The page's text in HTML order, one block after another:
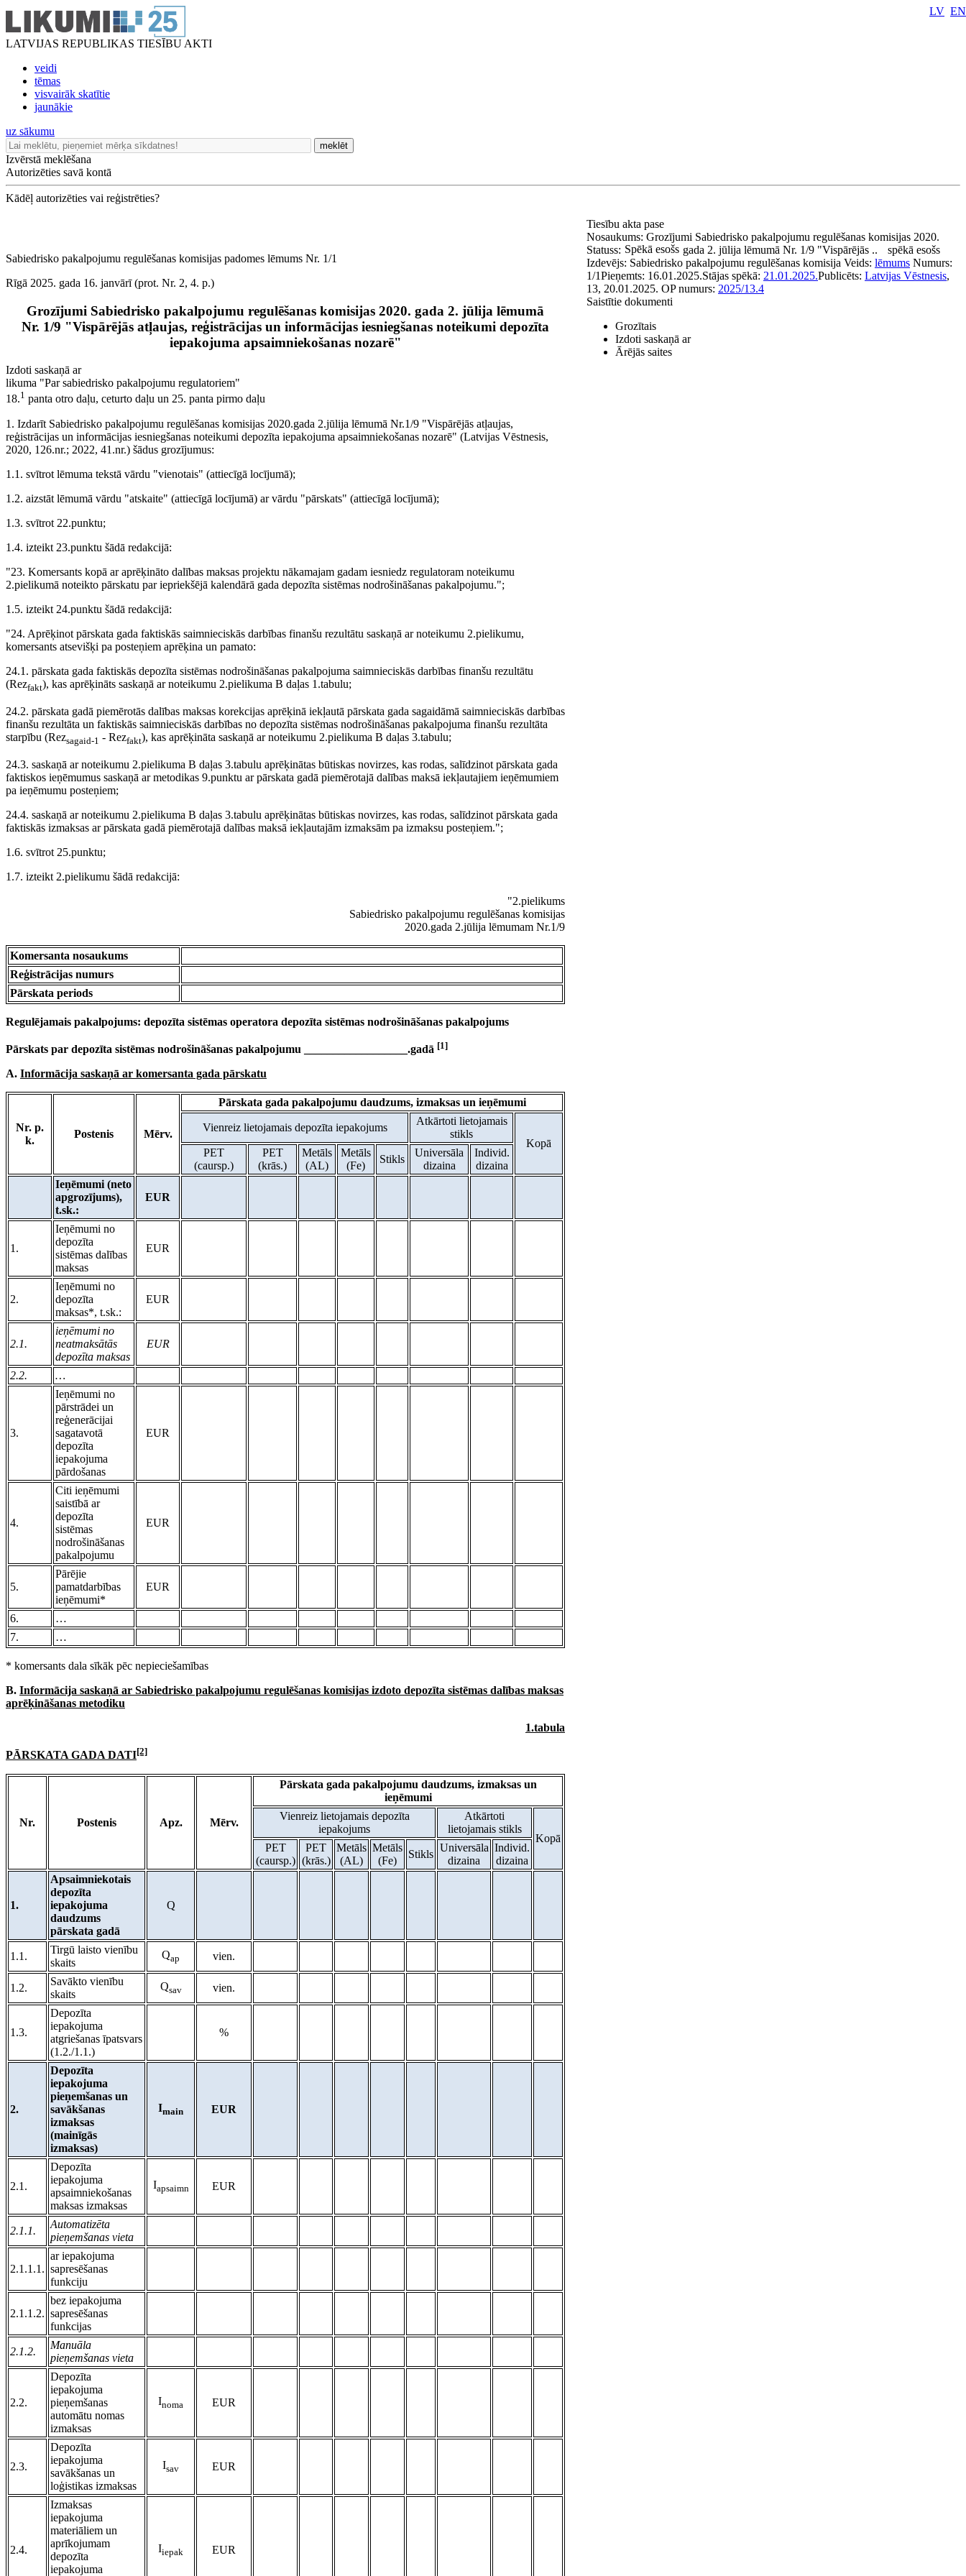
LATVIJAS REPUBLIKAS TIESĪBU AKTI
veidi
tēmas
visvairāk skatītie
jaunākie
LV EN
uz sākumu
meklēt
Izvērstā meklēšana
Autorizēties savā kontā
Kādēļ autorizēties vai reģistrēties?
Sabiedrisko pakalpojumu regulēšanas komisijas padomes lēmums Nr. 1/1
Rīgā 2025. gada 16. janvārī (prot. Nr. 2, 4. p.)
Grozījumi Sabiedrisko pakalpojumu regulēšanas komisijas 2020. gada 2. jūlija lēmumā
Nr. 1/9 "Vispārējās atļaujas, reģistrācijas un informācijas iesniegšanas noteikumi depozīta
iepakojuma apsaimniekošanas nozarē"
Izdoti saskaņā ar
likuma "Par sabiedrisko pakalpojumu regulatoriem"
18.1 panta otro daļu, ceturto daļu un 25. panta pirmo daļu
1. Izdarīt Sabiedrisko pakalpojumu regulēšanas komisijas 2020.gada 2.jūlija lēmumā Nr.1/9 "Vispārējās atļaujas,
reģistrācijas un informācijas iesniegšanas noteikumi depozīta iepakojuma apsaimniekošanas nozarē" (Latvijas Vēstnesis,
2020, 126.nr.; 2022, 41.nr.) šādus grozījumus:
1.1. svītrot lēmuma tekstā vārdu "vienotais" (attiecīgā locījumā);
1.2. aizstāt lēmumā vārdu "atskaite" (attiecīgā locījumā) ar vārdu "pārskats" (attiecīgā locījumā);
1.3. svītrot 22.punktu;
1.4. izteikt 23.punktu šādā redakcijā:
"23. Komersants kopā ar aprēķināto dalības maksas projektu nākamajam gadam iesniedz regulatoram noteikumu
2.pielikumā noteikto pārskatu par iepriekšējā kalendārā gada depozīta sistēmas nodrošināšanas pakalpojumu.";
1.5. izteikt 24.punktu šādā redakcijā:
"24. Aprēķinot pārskata gada faktiskās saimnieciskās darbības finanšu rezultātu saskaņā ar noteikumu 2.pielikumu,
komersants atsevišķi pa posteņiem aprēķina un pamato:
24.1. pārskata gada faktiskās depozīta sistēmas nodrošināšanas pakalpojuma saimnieciskās darbības finanšu rezultātu
(Rezfakt), kas aprēķināts saskaņā ar noteikumu 2.pielikuma B daļas 1.tabulu;
24.2. pārskata gadā piemērotās dalības maksas korekcijas aprēķinā iekļautā pārskata gada sagaidāmā saimnieciskās darbības
finanšu rezultāta un faktiskās saimnieciskās darbības no depozīta sistēmas nodrošināšanas pakalpojuma finanšu rezultāta
starpību (Rezsagaid-1 - Rezfakt), kas aprēķināta saskaņā ar noteikumu 2.pielikuma B daļas 3.tabulu;
24.3. saskaņā ar noteikumu 2.pielikuma B daļas 3.tabulu aprēķinātas būtiskas novirzes, kas rodas, salīdzinot pārskata gada
faktiskos ieņēmumus saskaņā ar metodikas 9.punktu ar pārskata gadā piemērotajā dalības maksā iekļautajiem ieņēmumiem
pa ieņēmumu posteņiem;
24.4. saskaņā ar noteikumu 2.pielikuma B daļas 3.tabulu aprēķinātas būtiskas novirzes, kas rodas, salīdzinot pārskata gada
faktiskās izmaksas ar pārskata gadā piemērotajā dalības maksā iekļautajām izmaksām pa izmaksu posteņiem.";
1.6. svītrot 25.punktu;
1.7. izteikt 2.pielikumu šādā redakcijā:
"2.pielikums
Sabiedrisko pakalpojumu regulēšanas komisijas
2020.gada 2.jūlija lēmumam Nr.1/9
Komersanta nosaukums
Reģistrācijas numurs
Pārskata periods
Regulējamais pakalpojums: depozīta sistēmas operatora depozīta sistēmas nodrošināšanas pakalpojums
Pārskats par depozīta sistēmas nodrošināšanas pakalpojumu __________________.gadā [1]
A. Informācija saskaņā ar komersanta gada pārskatu
Nr. p.
k.
Postenis Mērv.
Pārskata gada pakalpojumu daudzums, izmaksas un ieņēmumi
Vienreiz lietojamais depozīta iepakojums
Atkārtoti lietojamais
stikls
Kopā
PET
(caursp.)
PET
(krās.)
Metāls
(AL)
Metāls
(Fe)
Stikls
Universāla
dizaina
Individ.
dizaina
Ieņēmumi (neto
apgrozījums),
t.sk.:
EUR
1.
Ieņēmumi no
depozīta
sistēmas dalības
maksas
EUR
2.
Ieņēmumi no
depozīta
maksas*, t.sk.:
EUR
2.1.
ieņēmumi no
neatmaksātās
depozīta maksas
EUR
2.2. …
3.
Ieņēmumi no
pārstrādei un
reģenerācijai
sagatavotā
depozīta
iepakojuma
pārdošanas
EUR
4.
Citi ieņēmumi
saistībā ar
depozīta
sistēmas
nodrošināšanas
pakalpojumu
EUR
5.
Pārējie
pamatdarbības
ieņēmumi*
EUR
6.
…
7.
…
* komersants dala sīkāk pēc nepieciešamības
B. Informācija saskaņā ar Sabiedrisko pakalpojumu regulēšanas komisijas izdoto depozīta sistēmas dalības maksas
aprēķināšanas metodiku
1.tabula
PĀRSKATA GADA DATI[2]
Nr. Postenis Apz. Mērv.
Pārskata gada pakalpojumu daudzums, izmaksas un
ieņēmumi
Vienreiz lietojamais depozīta
iepakojums
Atkārtoti
lietojamais stikls
Kopā
PET
(caursp.)
PET
(krās.)
Metāls
(AL)
Metāls
(Fe)
Stikls
Universāla
dizaina
Individ.
dizaina
1.
Apsaimniekotais
depozīta
iepakojuma
daudzums
pārskata gadā
Q
1.1.
Tirgū laisto vienību
skaits
Qap vien.
1.2.
Savākto vienību
skaits
Qsav vien.
1.3.
Depozīta
iepakojuma
atgriešanas īpatsvars
(1.2./1.1.)
%
2.
Depozīta
iepakojuma
pieņemšanas un
savākšanas
izmaksas
(mainīgās
izmaksas)
Imain EUR
2.1.
Depozīta
iepakojuma
apsaimniekošanas
maksas izmaksas
Iapsaimn EUR
2.1.1.
Automatizēta
pieņemšanas vieta
2.1.1.1.
ar iepakojuma
sapresēšanas
funkciju
2.1.1.2.
bez iepakojuma
sapresēšanas
funkcijas
2.1.2.
Manuāla
pieņemšanas vieta
2.2.
Depozīta
iepakojuma
pieņemšanas
automātu nomas
izmaksas
Inoma EUR
2.3.
Depozīta
iepakojuma
savākšanas un
loģistikas izmaksas
Isav EUR
2.4.
Izmaksas
iepakojuma
materiāliem un
aprīkojumam
depozīta
iepakojuma
Iiepak EUR
Tiesību akta pase
Nosaukums: Grozījumi Sabiedrisko pakalpojumu regulēšanas komisijas 2020.
gada 2. jūlija lēmumā Nr. 1/9 "Vispārējās ..
Statuss: Spēkā esošs
spēkā esošs
Izdevējs: Sabiedrisko pakalpojumu regulēšanas komisija Veids: lēmums Numurs:
1/1Pieņemts: 16.01.2025.Stājas spēkā: 21.01.2025.Publicēts: Latvijas Vēstnesis,
13, 20.01.2025. OP numurs: 2025/13.4
Saistītie dokumenti
Grozītais
Izdoti saskaņā ar
Ārējās saites